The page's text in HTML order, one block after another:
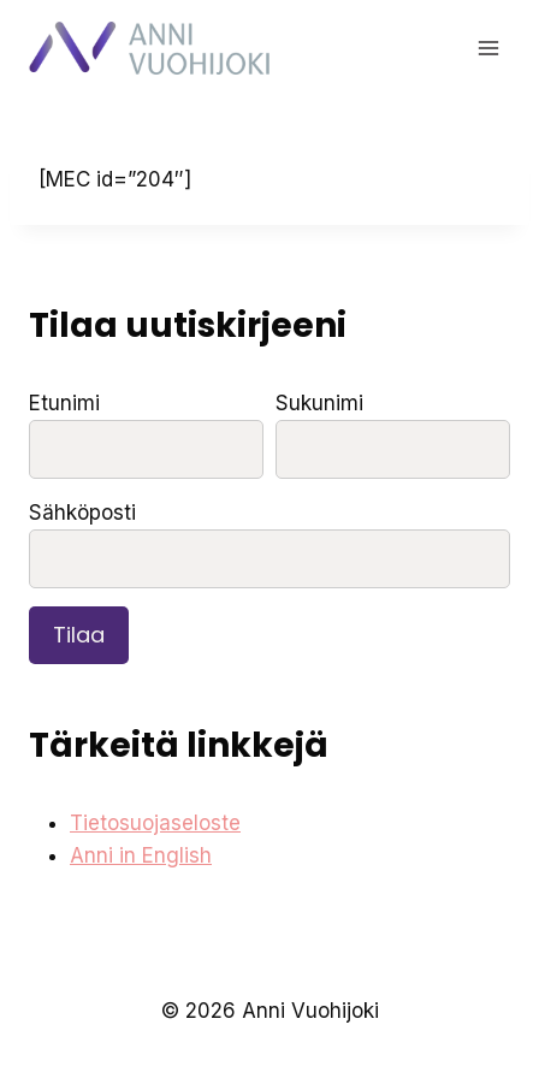
sisältöön
[MEC id=”204″]
Tilaa uutiskirjeeni
Etunimi Sukunimi
Sähköposti
Tilaa
Tärkeitä linkkejä
Tietosuojaseloste
Anni in English
© 2026 Anni Vuohijoki